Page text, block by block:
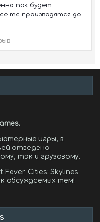
пак будет
тс производятся до
игры, в
отведена
так и грузовому.
Cities: Skylines
обсуждаемых тем!